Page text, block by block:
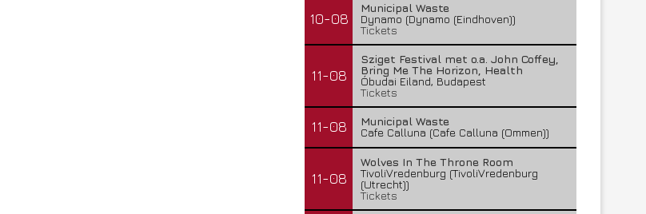
10-08
Municipal Waste
Dynamo (Dynamo (Eindhoven))
Tickets
11-08
Sziget Festival met o.a. John Coffey,
Bring Me The Horizon, Health
Óbudai Eiland, Budapest
Tickets
11-08
Municipal Waste
Cafe Calluna (Cafe Calluna (Ommen))
11-08
Wolves In The Throne Room
TivoliVredenburg (TivoliVredenburg
(Utrecht))
Tickets